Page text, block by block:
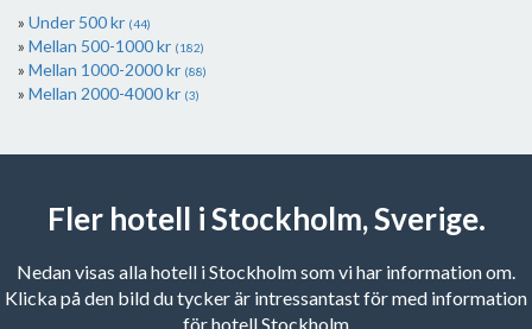
Under 500 kr (44)
Mellan 500-1000 kr (182)
Mellan 1000-2000 kr (88)
Mellan 2000-4000 kr (3)
Fler hotell i Stockholm, Sverige.
Nedan visas alla hotell i Stockholm som vi har information om.
Klicka på den bild du tycker är intressantast för med information
för hotell Stockholm